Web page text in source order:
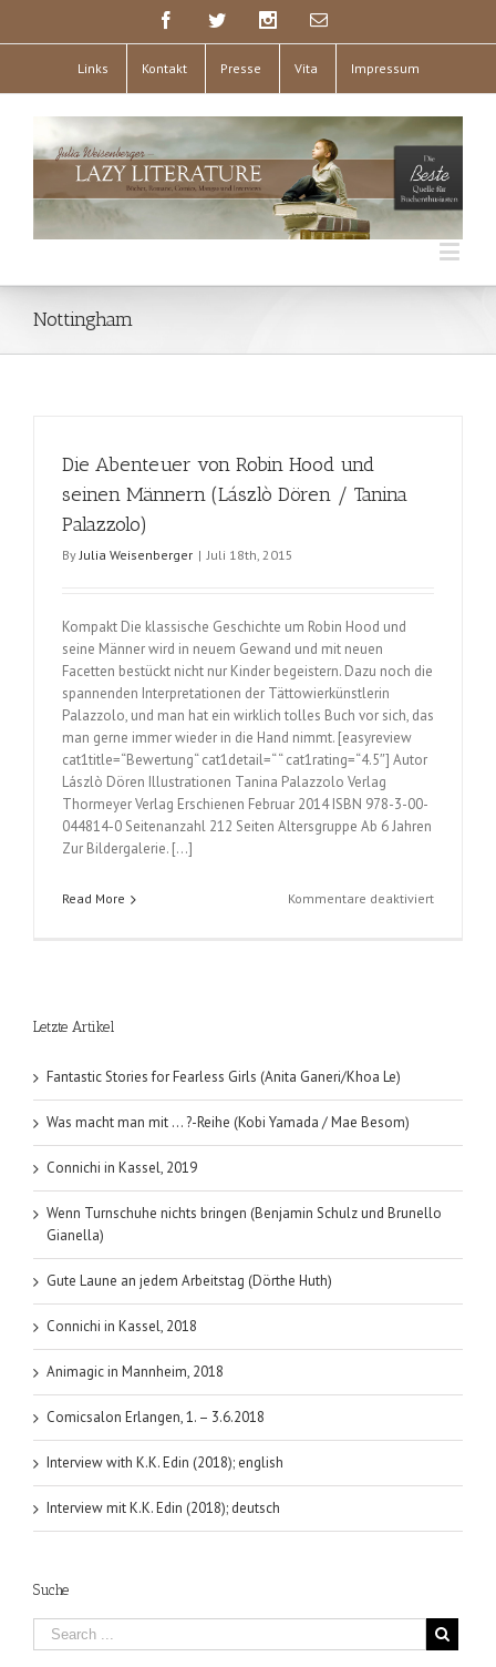
Links Kontakt Presse Vita Impressum
Nottingham
Die Abenteuer von Robin Hood und
seinen Männern (Lászlò Dören / Tanina
Palazzolo)
ByJulia Weisenberger | Juli 18th, 2015
Kompakt Die klassische Geschichte um Robin Hood und
seine Männer wird in neuem Gewand und mit neuen
Facetten bestückt nicht nur Kinder begeistern. Dazu noch die
spannenden Interpretationen der Tättowierkünstlerin
Palazzolo, und man hat ein wirklich tolles Buch vor sich, das
man gerne immer wieder in die Hand nimmt. [easyreview
cat1title=“Bewertung“ cat1detail=“ “ cat1rating=“4.5″] Autor
Lászlò Dören Illustrationen Tanina Palazzolo Verlag
Thormeyer Verlag Erschienen Februar 2014 ISBN 978-3-00-
044814-0 Seitenanzahl 212 Seiten Altersgruppe Ab 6 Jahren
Zur Bildergalerie. […]
Read More Kommentare deaktiviertfür
(Lászlò
/
Letzte Artikel
Fantastic Stories for Fearless Girls (Anita Ganeri/Khoa Le)
Was macht man mit … ?-Reihe (Kobi Yamada / Mae Besom)
Connichi in Kassel, 2019
Wenn Turnschuhe nichts bringen (Benjamin Schulz und Brunello
Gianella)
Gute Laune an jedem Arbeitstag (Dörthe Huth)
Connichi in Kassel, 2018
Animagic in Mannheim, 2018
Comicsalon Erlangen, 1. – 3.6.2018
Interview with K.K. Edin (2018); english
Interview mit K.K. Edin (2018); deutsch
Suche